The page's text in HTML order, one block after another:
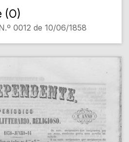
(O)
0012 de 10/06/1858